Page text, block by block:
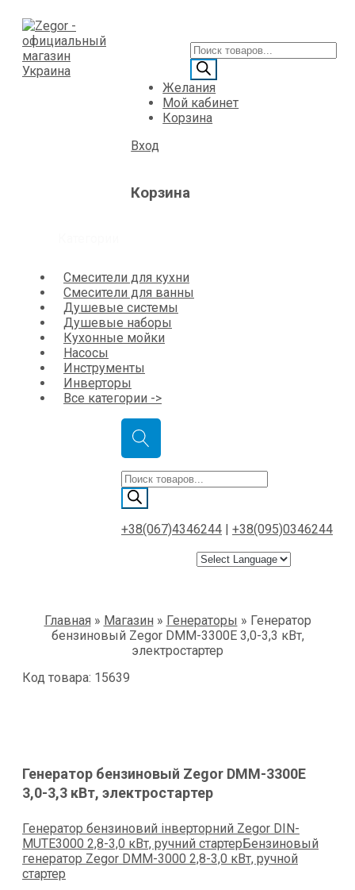
Желания
Мой кабинет
Корзина
Вход
Корзина
Смесители для кухни
Смесители для ванны
Душевые системы
Душевые наборы
Кухонные мойки
Насосы
Инструменты
Инверторы
Все категории ->
Поиск
товаров
+38(067)4346244 +38(095)0346244
Главная » Магазин » Генераторы » Генератор
бензиновый Zegor DMM-3300E 3,0-3,3 кВт,
электростартер
Код товара: 15639
Генератор бензиновый Zegor DMM-3300E
3,0-3,3 кВт, электростартер
Генератор бензиновий інверторний Zegor DIN-
MUTE3000 2,8-3,0 кВт, ручний стартерБензиновый
генератор Zegor DMM-3000 2,8-3,0 кВт, ручной
стартер